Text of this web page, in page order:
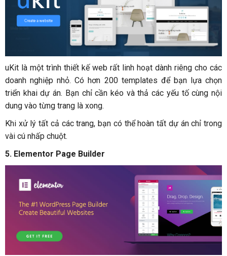
uKit là một trình thiết kế web rất linh hoạt dành riêng cho các
doanh nghiệp nhỏ. Có hơn 200 templates để bạn lựa chọn
triển khai dự án. Bạn chỉ cần kéo và thả các yếu tố cùng nội
dung vào từng trang là xong.
Khi xử lý tất cả các trang, bạn có thể hoàn tất dự án chỉ trong
vài cú nhấp chuột.
5. Elementor Page Builder